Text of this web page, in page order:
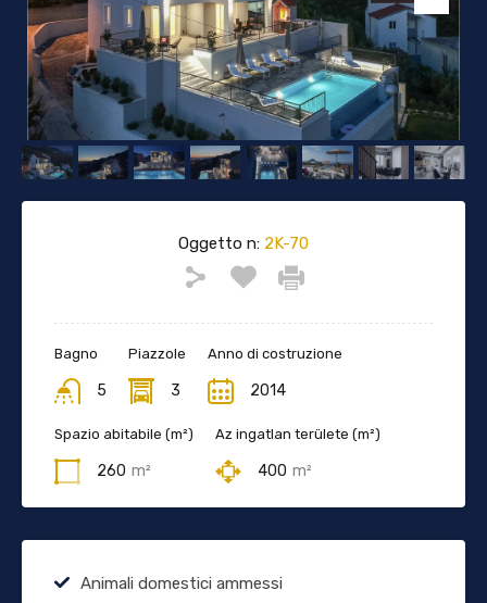
Oggetto n: 2K-70
Bagno
5
Piazzole
3
Anno di costruzione
2014
Spazio abitabile (m²)
260 m²
Az ingatlan területe (m²)
400 m²
Animali domestici ammessi